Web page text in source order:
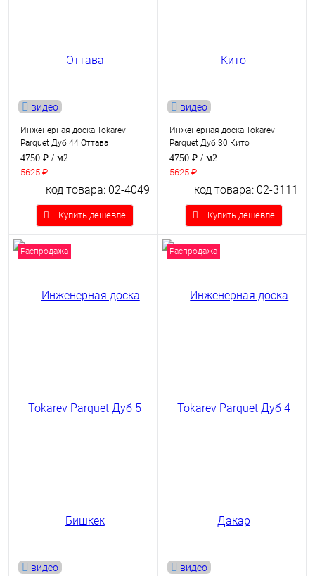
видео
Инженерная доска Tokarev
Parquet Дуб 44 Оттава
4750 ₽ / м2
5625 ₽
код товара: 02-4049
Купить дешевле
видео
Инженерная доска Tokarev
Parquet Дуб 30 Кито
4750 ₽ / м2
5625 ₽
код товара: 02-3111
Купить дешевле
Распродажа
видео
Распродажа
видео